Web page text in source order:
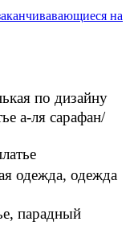
по дизайну
а-ля сарафан/
одежда, одежда
парадный